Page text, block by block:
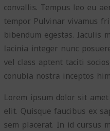
convallis. Tempus leo eu
tempor. Pulvinar vivamus
bibendum egestas. Iaculis
lacinia integer nunc
vel class aptent taciti
conubia nostra inceptos
Lorem ipsum dolor sit
elit. Quisque faucibus ex
sem placerat. In id cursus